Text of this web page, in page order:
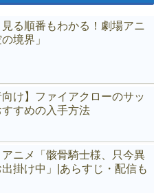
見る順番もわかる！劇場アニ
境界」
向け】ファイアクローのサッ
すすめの入手方法
アニメ「骸骨騎士様、只今異
掛け中」|あらすじ・配信も